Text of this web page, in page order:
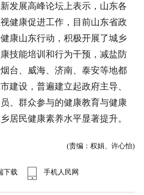
发展高峰论坛上表示，山东各
健康促进工作，目前山东省政
康山东行动，积极开展了城乡
技能培训和行为干预，减盐防
台、威海、济南、泰安等地都
建设，普遍建立起政府主导、
、群众参与的健康教育与健康
居民健康素养水平显著提升。
(责编：权娟、许心怡)
下载 手机人民网